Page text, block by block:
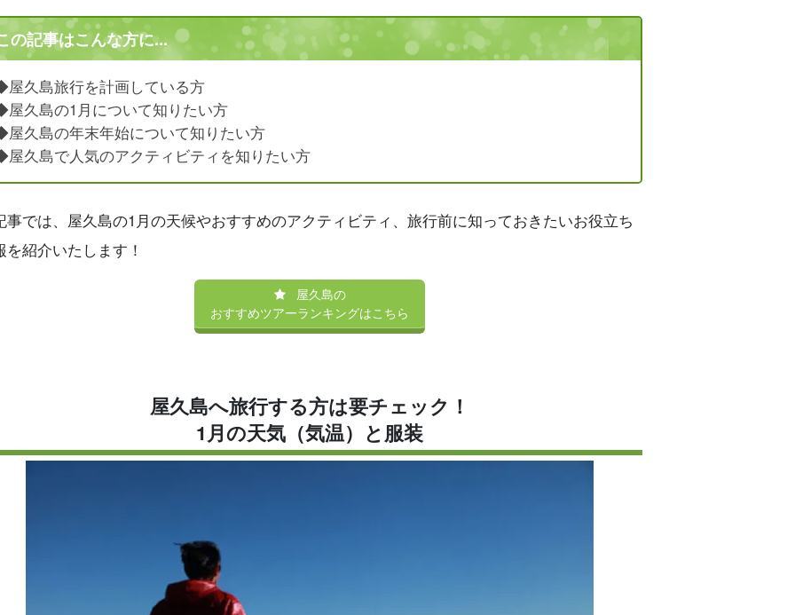
の記事はこんな方に...
久島旅行を計画している方
久島の1月について知りたい方
久島の年末年始について知りたい方
久島で人気のアクティビティを知りたい方
事では、屋久島の1月の天候やおすすめのアクティビティ、旅行前に知っておきたいお役立ち
を紹介いたします！
屋久島の
おすすめツアーランキングはこちら
屋久島へ旅行する方は要チェック！
1月の天気（気温）と服装